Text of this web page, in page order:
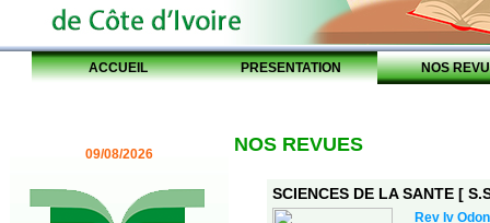
ACCUEIL PRESENTATION NOS
09/08/2026 NOS REVUES
SCIENCES DE LA SANTE [
Rev Iv